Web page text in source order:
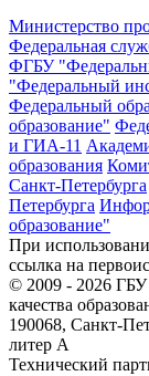
Министерство
Федеральная
ФГБУ
"Федеральный
Федеральный
образование"
и ГИА-11
образования
Санкт-Петербурга
Петербурга
образование"
При
ссылка на
© 2009 - 2026
качества
190068, Санкт-
литер А
Технический